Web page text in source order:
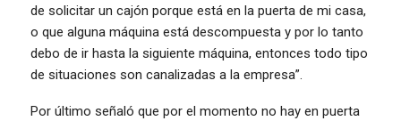
de solicitar un cajón porque está en la puerta de mi casa,
o que alguna máquina está descompuesta y por lo tanto
debo de ir hasta la siguiente máquina, entonces todo tipo
de situaciones son canalizadas a la empresa”.
Por último señaló que por el momento no hay en puerta